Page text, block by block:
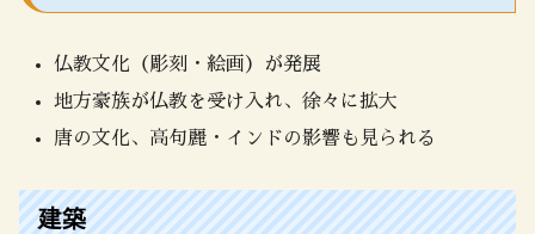
仏教文化（彫刻・絵画）が発展
地方豪族が仏教を受け入れ、徐々に拡大
唐の文化、高句麗・インドの影響も見られる
建築